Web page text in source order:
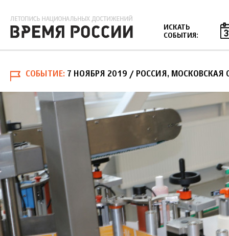
ИСКАТЬ
СОБЫТИЯ:
СОБЫТИЕ 7 НОЯБРЯ 2019 / РОССИЯ, МОСКОВСКАЯ